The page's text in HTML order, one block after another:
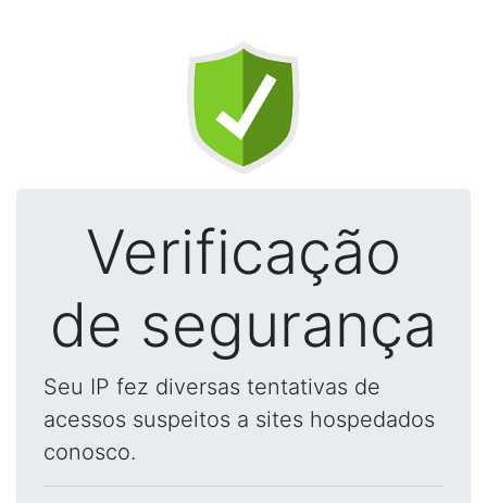
Verificação
de segurança
Seu IP fez diversas tentativas de
acessos suspeitos a sites hospedados
conosco.